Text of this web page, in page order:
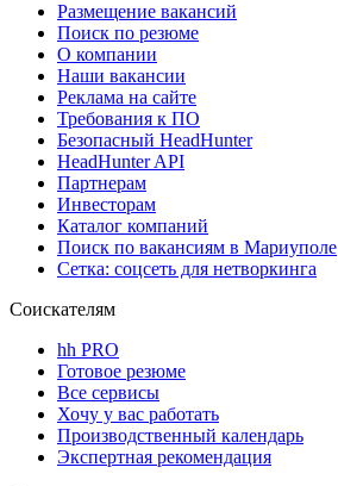
Размещение вакансий
Поиск по резюме
О компании
Наши вакансии
Реклама на сайте
Требования к ПО
Безопасный HeadHunter
HeadHunter API
Партнерам
Инвесторам
Каталог компаний
Поиск по вакансиям в Мариуполе
Сетка: соцсеть для нетворкинга
Соискателям
hh PRO
Готовое резюме
Все сервисы
Хочу у вас работать
Производственный календарь
Экспертная рекомендация